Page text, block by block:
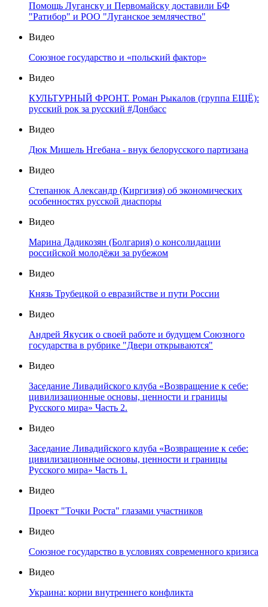
Помощь Луганску и Первомайску доставили БФ
"Ратибор" и РОО "Луганское землячество"
Видео
Союзное государство и «польский фактор»
Видео
КУЛЬТУРНЫЙ ФРОНТ. Роман Рыкалов (группа ЕЩЁ):
русский рок за русский #Донбасс
Видео
Дюк Мишель Нгебана - внук белорусского партизана
Видео
Степанюк Александр (Киргизия) об экономических
особенностях русской диаспоры
Видео
Марина Дадикозян (Болгария) о консолидации
российской молодёжи за рубежом
Видео
Князь Трубецкой о евразийстве и пути России
Видео
Андрей Якусик о своей работе и будущем Союзного
государства в рубрике "Двери открываются"
Видео
Заседание Ливадийского клуба «Возвращение к себе:
цивилизационные основы, ценности и границы
Русского мира» Часть 2.
Видео
Заседание Ливадийского клуба «Возвращение к себе:
цивилизационные основы, ценности и границы
Русского мира» Часть 1.
Видео
Проект "Точки Роста" глазами участников
Видео
Союзное государство в условиях современного кризиса
Видео
Украина: корни внутреннего конфликта